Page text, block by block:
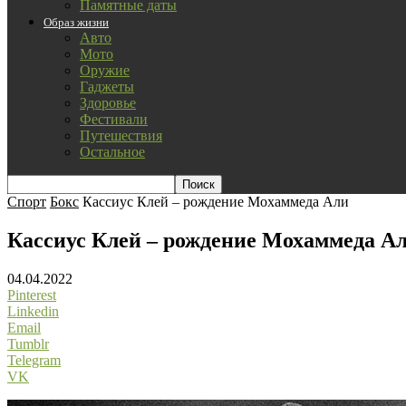
Памятные даты
Образ жизни
Авто
Мото
Оружие
Гаджеты
Здоровье
Фестивали
Путешествия
Остальное
Спорт Бокс Кассиус Клей – рождение Мохаммеда Али
Кассиус Клей – рождение Мохаммеда
04.04.2022
Pinterest
Linkedin
Email
Tumblr
Telegram
VK